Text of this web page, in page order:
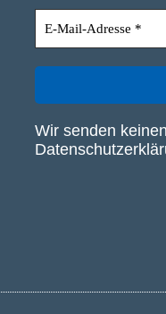
Wir senden